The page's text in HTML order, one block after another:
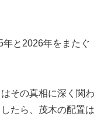
年と2026年をまたぐ
その真相に深く関わ
たら、茂木の配置は